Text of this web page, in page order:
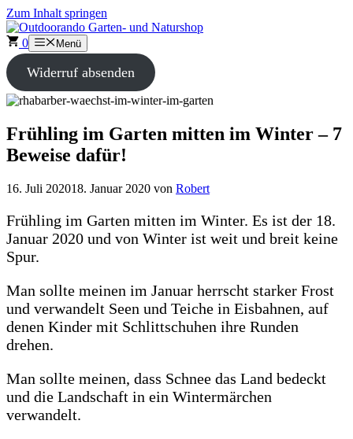
Zum Inhalt springen
0 Menü
Widerruf absenden
Frühling im Garten mitten im Winter – 7
Beweise dafür!
16. Juli 202018. Januar 2020 von Robert
Frühling im Garten mitten im Winter. Es ist der 18.
Januar 2020 und von Winter ist weit und breit keine
Spur.
Man sollte meinen im Januar herrscht starker Frost
und verwandelt Seen und Teiche in Eisbahnen, auf
denen Kinder mit Schlittschuhen ihre Runden
drehen.
Man sollte meinen, dass Schnee das Land bedeckt
und die Landschaft in ein Wintermärchen
verwandelt.